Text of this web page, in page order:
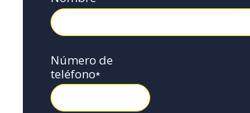
Número de
teléfono*